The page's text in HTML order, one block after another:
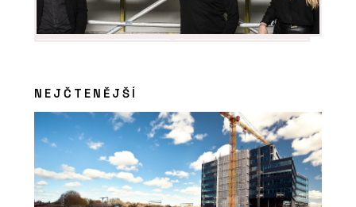
Sloupko-příčková fasáda s vysokou
tepelnou izolací MB-MT50N - Aluprof
NEJČTENĚJŠÍ